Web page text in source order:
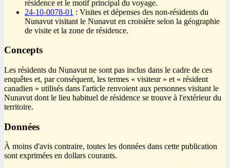
résidence et le motif principal du voyage.
24-10-0078-01 : Visites et dépenses des non-résidents du
Nunavut visitant le Nunavut en croisière selon la géographie
de visite et la zone de résidence.
Concepts
Les résidents du Nunavut ne sont pas inclus dans le cadre de ces
enquêtes et, par conséquent, les termes « visiteur » et « résident
canadien » utilisés dans l'article renvoient aux personnes visitant le
Nunavut dont le lieu habituel de résidence se trouve à l'extérieur du
territoire.
Données
À moins d'avis contraire, toutes les données dans cette publication
sont exprimées en dollars courants.